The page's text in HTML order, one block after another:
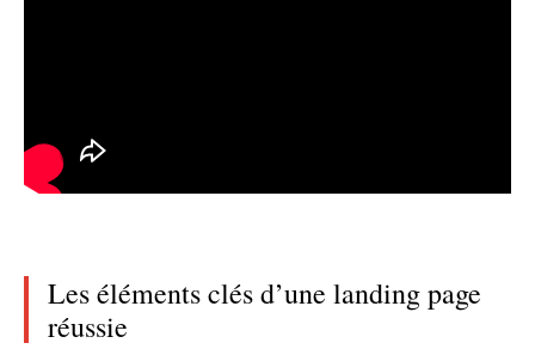
Les éléments clés d’une landing page
réussie